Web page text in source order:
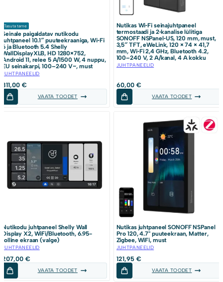
Tasuta tarne
Seinale paigaldatav nutikodu
juhtpaneel 10.1″ puuteekraaniga, Wi‑Fi
6 ja Bluetooth 5.4 Shelly
WallDisplayXLB, HD 1280×752,
Android 11, relee 5 A/1500 W, 4 nuppu,
EU seinakarpi, 100–240 V~, must
JUHTPANEELID
311,00 €
VAATA TOODET
Nutikas Wi‑Fi seinajuhtpaneel
termostaadi ja 2‑kanalise lülitiga
SONOFF NSPanel‑US, 120 mm, must,
3,5″ TFT, eWeLink, 120 × 74 × 41,7
mm, Wi‑Fi 2,4 GHz, Bluetooth 4.2,
100–240 V, 2 A/kanal, 4 A kokku
JUHTPANEELID
60,00 €
VAATA TOODET
Nutikodu juhtpaneel Shelly Wall
Display X2, WiFi/Bluetooth, 6.95-
tolline ekraan (valge)
JUHTPANEELID
207,00 €
VAATA TOODET
Nutikas juhtpaneel SONOFF NSPanel
Pro 120, 4.7" puuteekraan, Matter,
Zigbee, WiFi, must
JUHTPANEELID
121,95 €
VAATA TOODET